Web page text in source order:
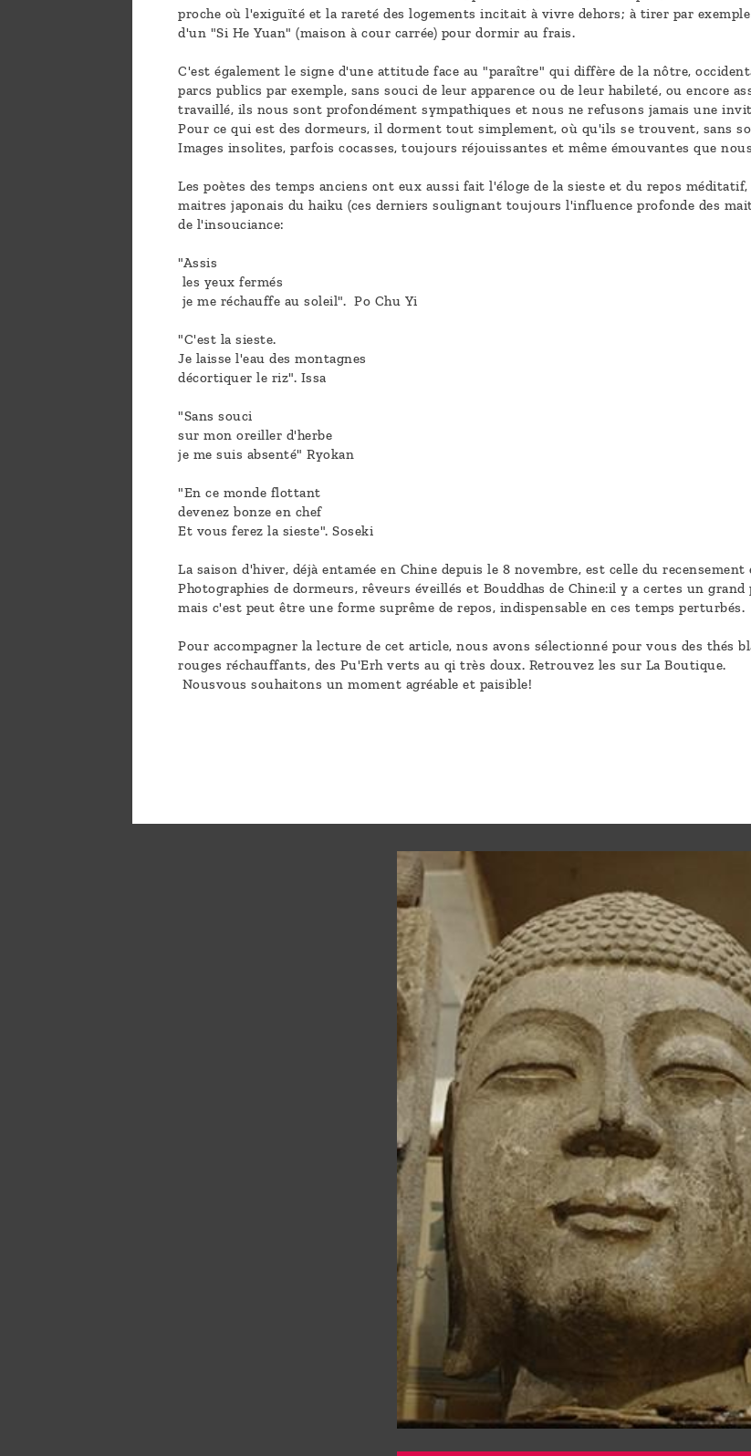
proche où l'exiguïté et la rareté des logements incitait à vivre dehors; à tirer par
d'un "Si He Yuan" (maison à cour carrée) pour dormir au frais.
C'est également le signe d'une attitude face au "paraître" qui diffère de la nôtre,
parcs publics par exemple, sans souci de leur apparence ou de leur habileté, ou encore
travaillé, ils nous sont profondément sympathiques et nous ne refusons jamais une
Pour ce qui est des dormeurs, il dorment tout simplement, où qu'ils se trouvent, sans
Images insolites, parfois cocasses, toujours réjouissantes et même émouvantes que
Les poètes des temps anciens ont eux aussi fait l'éloge de la sieste et du repos
maitres japonais du haiku (ces derniers soulignant toujours l'influence profonde des
de l'insouciance:
"Assis
les yeux fermés
je me réchauffe au soleil". Po Chu Yi
"C'est la sieste.
Je laisse l'eau des montagnes
décortiquer le riz". Issa
"Sans souci
sur mon oreiller d'herbe
je me suis absenté" Ryokan
"En ce monde flottant
devenez bonze en chef
Et vous ferez la sieste". Soseki
La saison d'hiver, déjà entamée en Chine depuis le 8 novembre, est celle du
Photographies de dormeurs, rêveurs éveillés et Bouddhas de Chine:il y a certes un
mais c'est peut être une forme suprême de repos, indispensable en ces temps perturbés.
Pour accompagner la lecture de cet article, nous avons sélectionné pour vous des thés
rouges réchauffants, des Pu'Erh verts au qi très doux. Retrouvez les sur La Boutique.
Nousvous souhaitons un moment agréable et paisible!